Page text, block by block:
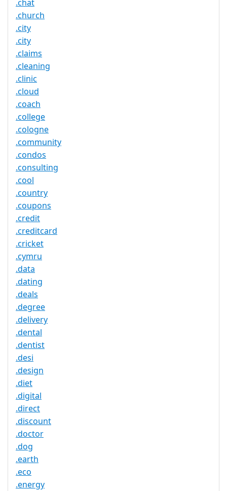
.chat
.church
.city
.city
.claims
.cleaning
.clinic
.cloud
.coach
.college
.cologne
.community
.condos
.consulting
.cool
.country
.coupons
.credit
.creditcard
.cricket
.cymru
.data
.dating
.deals
.degree
.delivery
.dental
.dentist
.desi
.design
.diet
.digital
.direct
.discount
.doctor
.dog
.earth
.eco
.energy